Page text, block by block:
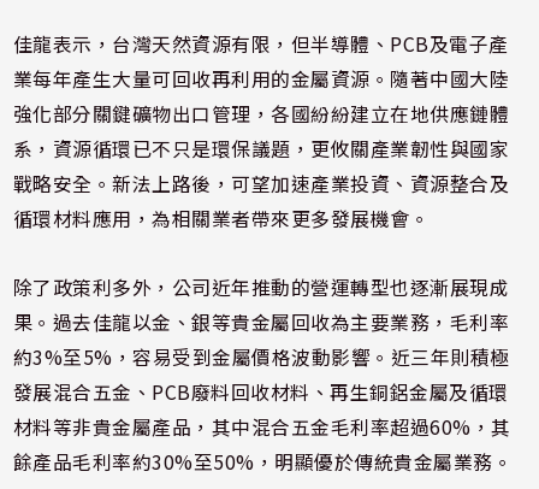
佳龍表示，台灣天然資源有限，但半導體、PCB及電子產
業每年產生大量可回收再利用的金屬資源。隨著中國大陸
強化部分關鍵礦物出口管理，各國紛紛建立在地供應鏈體
系，資源循環已不只是環保議題，更攸關產業韌性與國家
戰略安全。新法上路後，可望加速產業投資、資源整合及
循環材料應用，為相關業者帶來更多發展機會。
除了政策利多外，公司近年推動的營運轉型也逐漸展現成
果。過去佳龍以金、銀等貴金屬回收為主要業務，毛利率
約3%至5%，容易受到金屬價格波動影響。近三年則積極
發展混合五金、PCB廢料回收材料、再生銅鋁金屬及循環
材料等非貴金屬產品，其中混合五金毛利率超過60%，其
餘產品毛利率約30%至50%，明顯優於傳統貴金屬業務。